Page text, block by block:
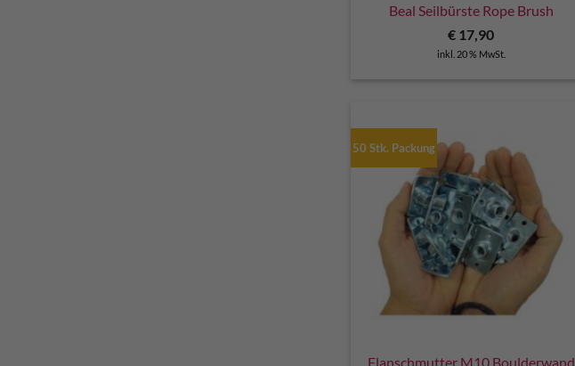
Beal Seilbürste Rope Brush
€ 17,90
inkl. 20 % MwSt.
50 Stk. Packung
Flanschmutter M10 Boulderwand